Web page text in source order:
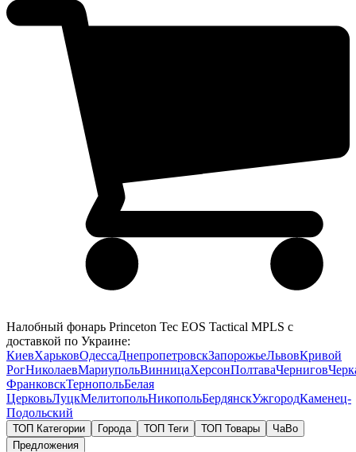
Налобный фонарь Princeton Tec EOS Tactical MPLS с
доставкой по Украине:
КиевХарьковОдессаДнепропетровскЗапорожьеЛьвовКривой
РогНиколаевМариупольВинницаХерсонПолтаваЧернигов
ФранковскТернопольБелая
ЦерковьЛуцкМелитопольНикопольБердянскУжгородКаменец-
Подольский
ТОП Категории Города ТОП Теги ТОП Товары
ЧаВо
Предложения